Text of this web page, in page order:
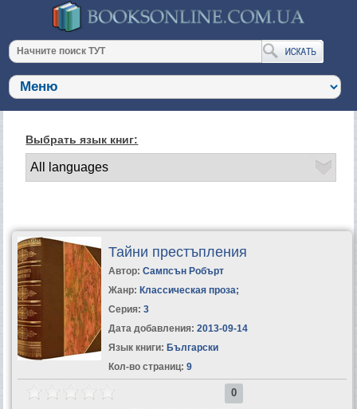
Выбрать язык книг:
Тайни престъпления
Автор: Сампсън Робърт
Жанр: Классическая проза;
Серия: 3
Дата добавления: 2013-09-14
Язык книги: Български
Кол-во страниц: 9
0